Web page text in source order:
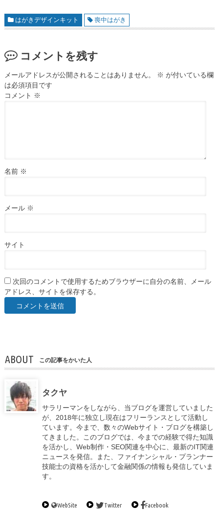
はがきデザインキット 喪中はがき
コメントを残す
メールアドレスが公開されることはありません。 ※ が付いている欄
は必須項目です
コメント ※
名前 ※
メール ※
サイト
次回のコメントで使用するためブラウザーに自分の名前、メール
アドレス、サイトを保存する。
ABOUT この記事をかいた人
タクヤ
サラリーマンをしながら、当ブログを運営していました
が、2018年に独立し現在はフリーランスとして活動し
ています。今まで、数々のWebサイト・ブログを構築し
てきました。このブログでは、今までの経験で得た知識
を活かし、Web制作・SEO関連を中心に、最新のIT関連
ニュースを発信。また、ファイナンシャル・プランナー
技能士の資格を活かして金融関係の情報も発信していま
す。
WebSite Twitter Facebook